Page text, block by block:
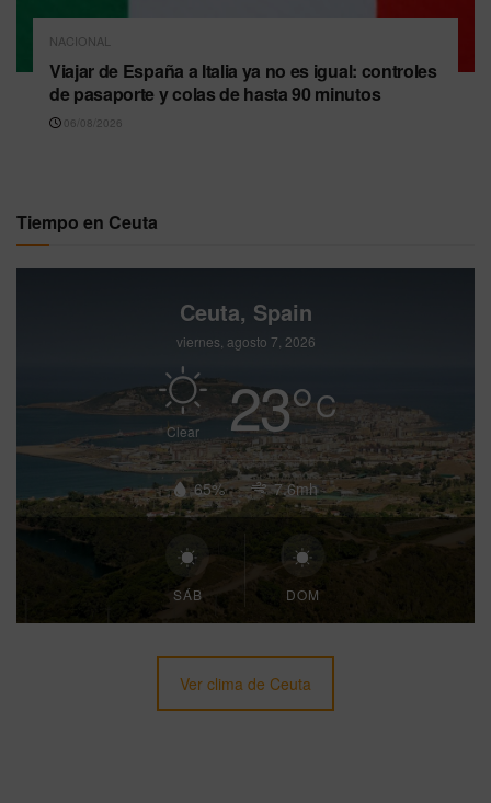
NACIONAL
Viajar de España a Italia ya no es igual: controles
de pasaporte y colas de hasta 90 minutos
06/08/2026
Tiempo en Ceuta
Ceuta, Spain
viernes, agosto 7, 2026
Clear 23°C
65% 7.6mh
SÁB DOM
Ver clima de Ceuta